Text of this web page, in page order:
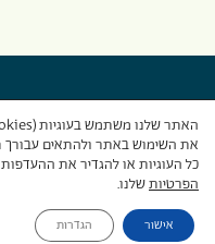
את השימוש באתר ולהתאים עבורך
כל העוגיות או להגדיר את
הפרטיותשלנו.
אישור הגדרות